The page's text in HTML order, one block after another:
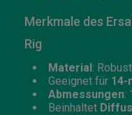
Merkmale des
Rig
Material:
Geeignet für 14-
Abmessungen:
Beinhaltet